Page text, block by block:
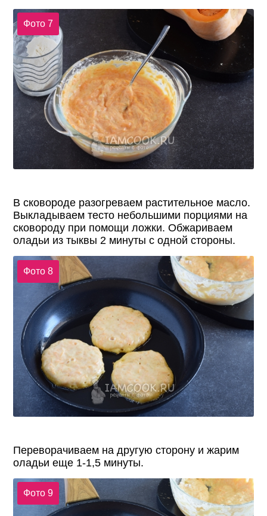
Фото 7
В сковороде разогреваем растительное масло.
Выкладываем тесто небольшими порциями на
сковороду при помощи ложки. Обжариваем
оладьи из тыквы 2 минуты с одной стороны.
Фото 8
Переворачиваем на другую сторону и жарим
оладьи еще 1-1,5 минуты.
Фото 9